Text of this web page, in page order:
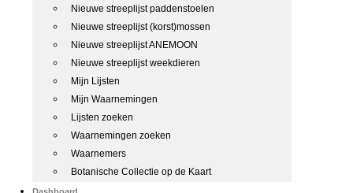
Nieuwe streeplijst paddenstoelen
Nieuwe streeplijst (korst)mossen
Nieuwe streeplijst ANEMOON
Nieuwe streeplijst weekdieren
Mijn Lijsten
Mijn Waarnemingen
Lijsten zoeken
Waarnemingen zoeken
Waarnemers
Botanische Collectie op de Kaart